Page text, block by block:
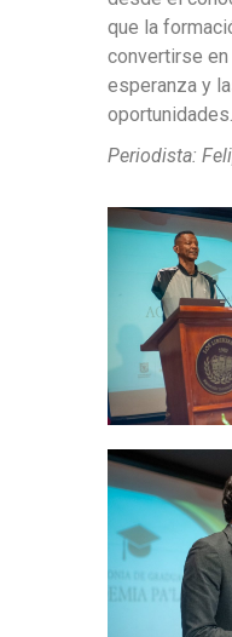
que la
convertirse en
esperanza y
oportunidades.
Periodista: